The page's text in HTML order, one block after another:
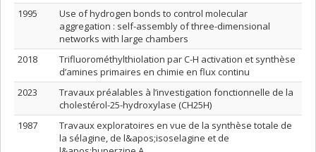
1995
Use of hydrogen bonds to control molecular
aggregation : self-assembly of three-dimensional
networks with large chambers
2018
Trifluorométhylthiolation par C-H activation et synthèse
d’amines primaires en chimie en flux continu
2023
Travaux préalables à l’investigation fonctionnelle de la
cholestérol-25-hydroxylase (CH25H)
1987
Travaux exploratoires en vue de la synthèse totale de
la sélagine, de l&apos;isoselagine et de